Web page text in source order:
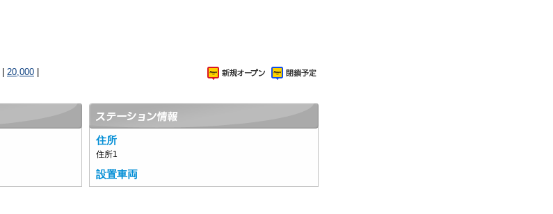
20,000
住所
住所1
設置車両